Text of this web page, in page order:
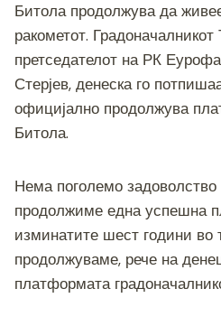
c
e
b
o
o
tt
er
ss
e
n
g
er
Битола продолжува да
ракометот.
претседателот на РК
Стерјев, денеска го
официјално продолжува
Битола.
Нема поголемо
продолжиме една успешна
изминатите шест години во
продолжуваме, рече на
платформата